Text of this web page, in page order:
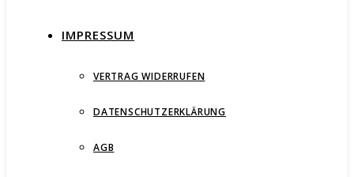
IMPRESSUM
VERTRAG WIDERRUFEN
DATENSCHUTZERKLÄRUNG
AGB